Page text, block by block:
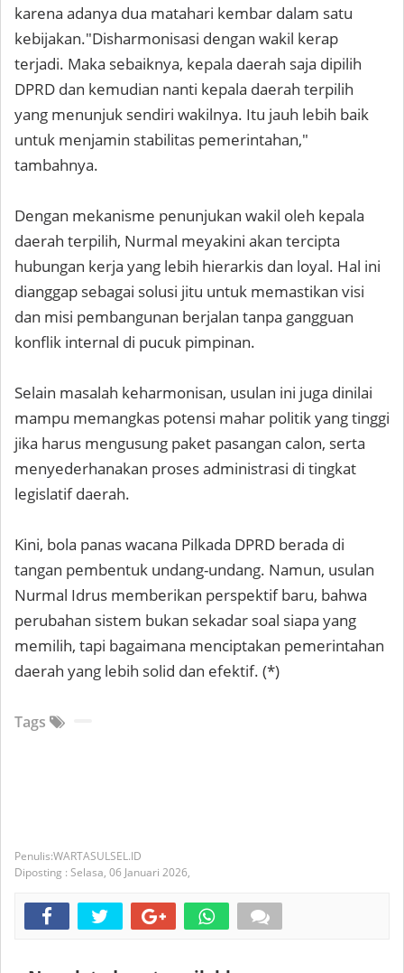
karena adanya dua matahari kembar dalam satu
kebijakan.​"Disharmonisasi dengan wakil kerap
terjadi. Maka sebaiknya, kepala daerah saja dipilih
DPRD dan kemudian nanti kepala daerah terpilih
yang menunjuk sendiri wakilnya. Itu jauh lebih baik
untuk menjamin stabilitas pemerintahan,"
tambahnya.
​Dengan mekanisme penunjukan wakil oleh kepala
daerah terpilih, Nurmal meyakini akan tercipta
hubungan kerja yang lebih hierarkis dan loyal. Hal ini
dianggap sebagai solusi jitu untuk memastikan visi
dan misi pembangunan berjalan tanpa gangguan
konflik internal di pucuk pimpinan.
​Selain masalah keharmonisan, usulan ini juga dinilai
mampu memangkas potensi mahar politik yang tinggi
jika harus mengusung paket pasangan calon, serta
menyederhanakan proses administrasi di tingkat
legislatif daerah.
​Kini, bola panas wacana Pilkada DPRD berada di
tangan pembentuk undang-undang. Namun, usulan
Nurmal Idrus memberikan perspektif baru, bahwa
perubahan sistem bukan sekadar soal siapa yang
memilih, tapi bagaimana menciptakan pemerintahan
daerah yang lebih solid dan efektif. (*)
Tags
WARTASULSEL.ID
Diposting : Selasa, 06 Januari 2026,